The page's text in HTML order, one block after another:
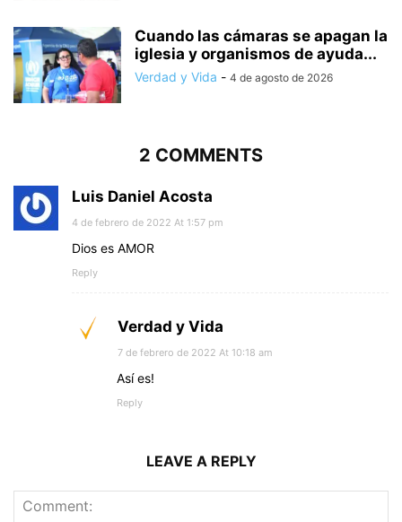
Cuando las cámaras se apagan la
iglesia y organismos de ayuda...
Verdad y Vida - 4 de agosto de 2026
2 COMMENTS
Luis Daniel Acosta
4 de febrero de 2022 At 1:57 pm
Dios es AMOR
Reply
Verdad y Vida
7 de febrero de 2022 At 10:18 am
Así es!
Reply
LEAVE A REPLY